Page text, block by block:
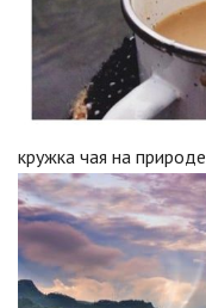
кружка чая на природе